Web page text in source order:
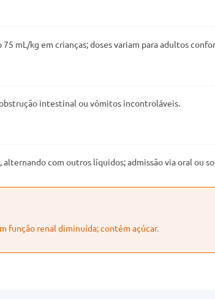
mL/kg em crianças; doses variam para adultos
intestinal ou vômitos incontroláveis.
alternando com outros líquidos; admissão via oral ou
função renal diminuída; contém açúcar.